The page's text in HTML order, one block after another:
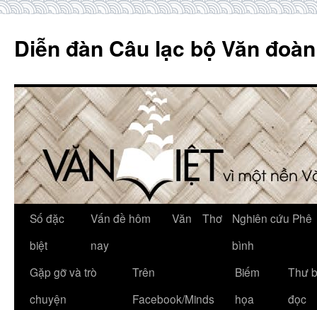
content
Diễn đàn Câu lạc bộ Văn
Số đặc
biệt
Vấn đề hôm
nay
Văn Thơ
Nghiên cứu Phê
bình
Gặp gỡ và trò
chuyện
Trên
Facebook/Minds
Biếm
họa
Thư
đọc